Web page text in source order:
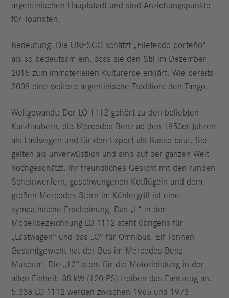
argentinischen Hauptstadt und sind Anziehungspunkte
für Touristen.
Bedeutung: Die UNESCO schätzt „Fileteado porteño“
als so bedeutsam ein, dass sie den Stil im Dezember
2015 zum immateriellen Kulturerbe erklärt. Wie bereits
2009 eine weitere argentinische Tradition: den Tango.
Weltgewandt: Der LO 1112 gehört zu den beliebten
Kurzhaubern, die Mercedes-Benz ab den 1950er-Jahren
als Lastwagen und für den Export als Busse baut. Sie
gelten als unverwüstlich und sind auf der ganzen Welt
hochgeschätzt. Ihr freundliches Gesicht mit den runden
Scheinwerfern, geschwungenen Kotflügeln und dem
großen Mercedes-Stern im Kühlergrill ist eine
sympathische Erscheinung. Das „L“ in der
Modellbezeichnung LO 1112 steht übrigens für
„Lastwagen“ und das „O“ für Omnibus. Elf Tonnen
Gesamtgewicht hat der Bus im Mercedes-Benz
Museum. Die „12“ steht für die Motorleistung in der
alten Einheit: 88 kW (120 PS) treiben das Fahrzeug an.
5.338 LO 1112 werden zwischen 1965 und 1973